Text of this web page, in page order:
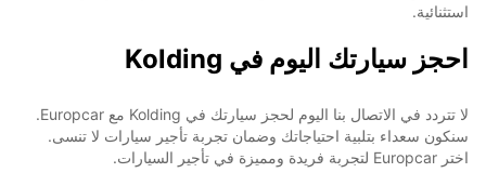
استثنائية.
احجز سيارتك اليوم في Kolding
لا تتردد في الاتصال بنا اليوم لحجز سيارتك في Kolding مع Europcar.
سنكون سعداء بتلبية احتياجاتك وضمان تجربة تأجير سيارات لا تنسى.
اختر Europcar لتجربة فريدة ومميزة في تأجير السيارات.